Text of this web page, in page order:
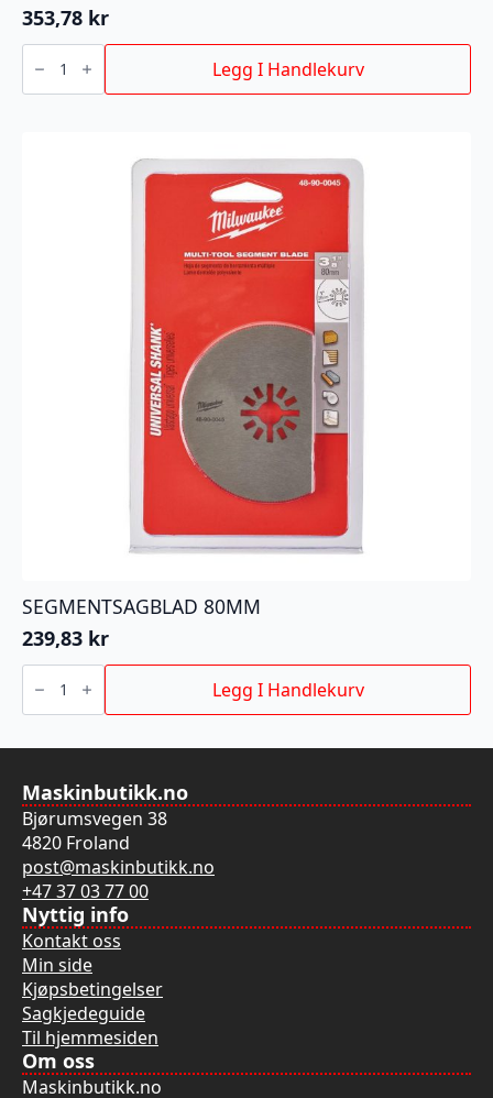
353,78 kr
SEGMENTSAGBLAD
TiN
80MM
antall
Legg I Handlekurv
SEGMENTSAGBLAD 80MM
239,83 kr
SEGMENTSAGBLAD
80MM Legg I Handlekurv
Maskinbutikk.no
Bjørumsvegen 38
4820 Froland
post@maskinbutikk.no
+47 37 03 77 00
Nyttig info
Kontakt oss
Min side
Kjøpsbetingelser
Sagkjedeguide
Til hjemmesiden
Om oss
Maskinbutikk.no